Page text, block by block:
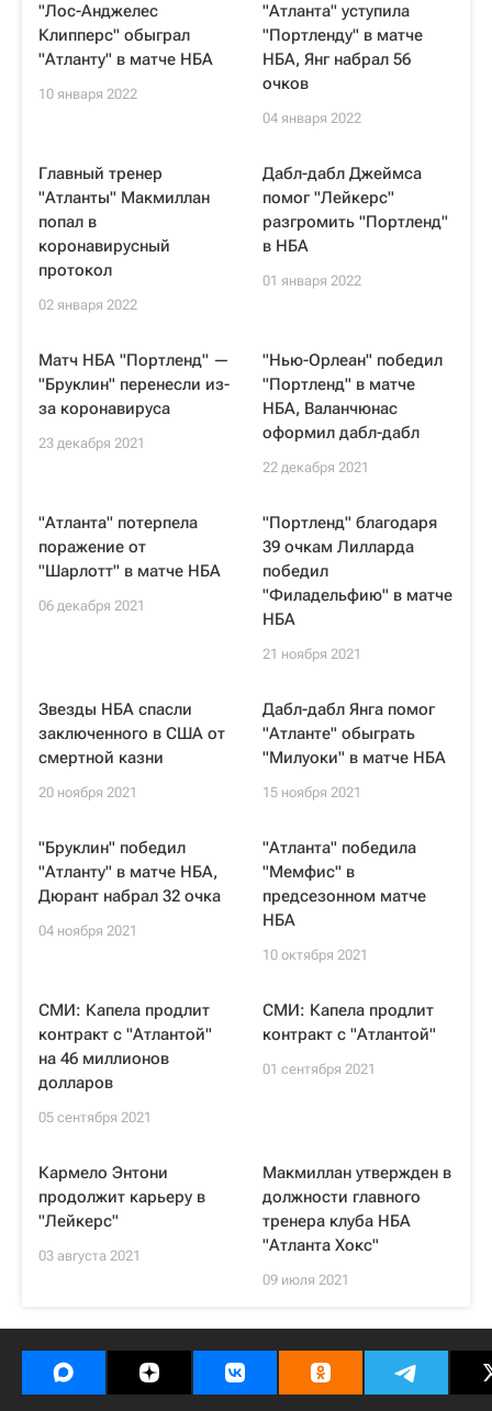
"Лос-Анджелес
Клипперс" обыграл
"Атланту" в матче НБА
10 января 2022
"Атланта" уступила
"Портленду" в матче
НБА, Янг набрал 56
очков
04 января 2022
Главный тренер
"Атланты" Макмиллан
попал в
коронавирусный
протокол
02 января 2022
Дабл-дабл Джеймса
помог "Лейкерс"
разгромить "Портленд"
в НБА
01 января 2022
Матч НБА "Портленд" —
"Бруклин" перенесли из-
за коронавируса
23 декабря 2021
"Нью-Орлеан" победил
"Портленд" в матче
НБА, Валанчюнас
оформил дабл-дабл
22 декабря 2021
"Атланта" потерпела
поражение от
"Шарлотт" в матче НБА
06 декабря 2021
"Портленд" благодаря
39 очкам Лилларда
победил
"Филадельфию" в матче
НБА
21 ноября 2021
Звезды НБА спасли
заключенного в США от
смертной казни
20 ноября 2021
Дабл-дабл Янга помог
"Атланте" обыграть
"Милуоки" в матче НБА
15 ноября 2021
"Бруклин" победил
"Атланту" в матче НБА,
Дюрант набрал 32 очка
04 ноября 2021
"Атланта" победила
"Мемфис" в
предсезонном матче
НБА
10 октября 2021
СМИ: Капела продлит
контракт с "Атлантой"
на 46 миллионов
долларов
05 сентября 2021
СМИ: Капела продлит
контракт с "Атлантой"
01 сентября 2021
Кармело Энтони
продолжит карьеру в
"Лейкерс"
03 августа 2021
Макмиллан утвержден в
должности главного
тренера клуба НБА
"Атланта Хокс"
09 июля 2021